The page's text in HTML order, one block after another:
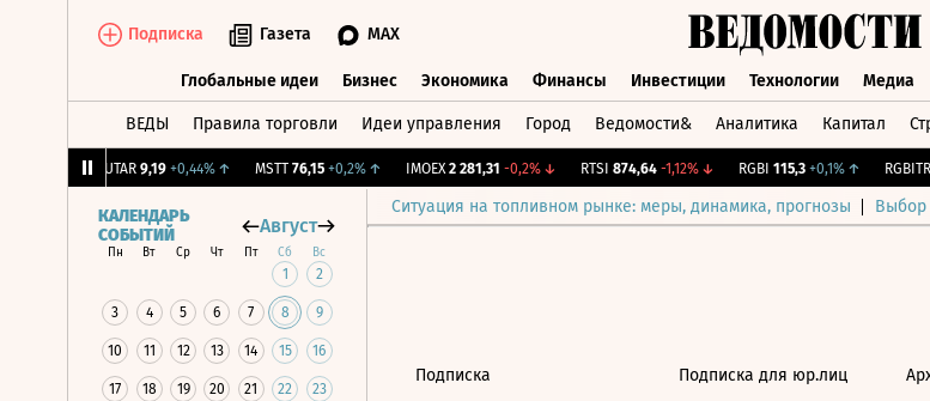
Подписка Газета MAX
Глобальные идеи Бизнес Экономика Финансы Инвестиции Технологии Медиа
ВЕДЫ Правила торговли Идеи управления Город Ведомости& Аналитика Капитал
UTAR 9,19 +0,44%↑ MSTT 76,15 +0,2%↑ IMOEX 2 281,31 -0,2%↓ RTSI 874,64 -1,12%↓ RGBI 115,3 +0,1%↑ RGBITR
Ситуация на топливном рынке: меры, динамика, прогнозы Выбор
КАЛЕНДАРЬ
СОБЫТИЙ
Август
Пн Вт Ср Чт Пт Сб Вс
1 2
3 4 5 6 7 8 9
10 11 12 13 14 15 16
17 18 19 20 21 22 23
Подписка Подписка для юр.лиц